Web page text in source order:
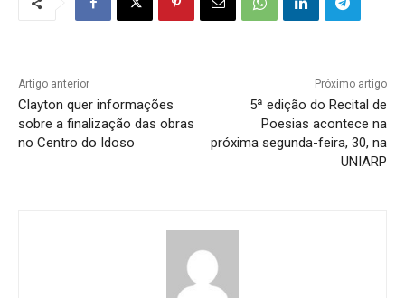
Artigo anterior
Clayton quer informações
sobre a finalização das obras
no Centro do Idoso
Próximo artigo
5ª edição do Recital de
Poesias acontece na
próxima segunda-feira, 30, na
UNIARP